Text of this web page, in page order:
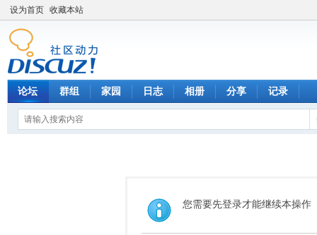
设为首页 收藏本站
论坛 群组 家园 日志 相册 分享 记录
您需要先登录才能继续本操作